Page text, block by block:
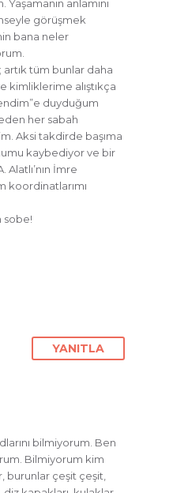
Yaşamanın anlamını
görüşmek
bana neler
tüm bunlar daha
kimliklerime alıştıkça
duyduğum
her sabah
Aksi takdirde başıma
kaybediyor ve bir
İmre
koordinatlarımı
sobe!
YANITLA
bilmiyorum. Ben
Bilmiyorum kim
burunlar çeşit çeşit,